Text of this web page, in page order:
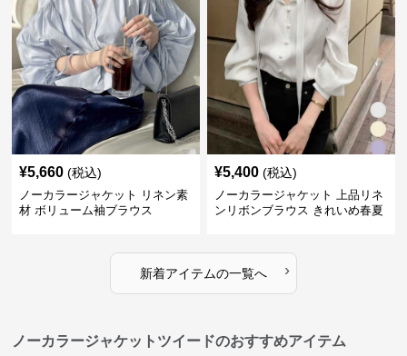
¥5,660 (税込)
ノーカラージャケット リネン素
材 ボリューム袖ブラウス
¥5,400 (税込)
ノーカラージャケット 上品リネ
ンリボンブラウス きれいめ春夏
新着アイテムの一覧へ ›
ノーカラージャケットツイードのおすすめアイテム